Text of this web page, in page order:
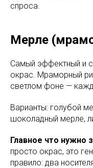
спроса.
Мерле
Самый эффектный и
окрас. Мраморный
светлом фоне —
Варианты: голубой
шоколадный мерле,
Главное что нужно
просто окрас, это
правило: два